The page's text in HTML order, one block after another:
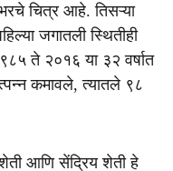
चित्र आहे. तिसऱ्या
जगातली स्थितीही
ते २०१६ या ३२ वर्षात
कमावले, त्यातले ९८
आणि सेंद्रिय शेती हे